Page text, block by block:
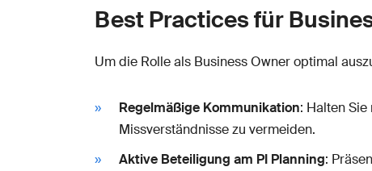
Best Practices für
Um die Rolle als Business Owner optimal
Regelmäßige Kommunikation: Halten
Missverständnisse zu vermeiden.
Aktive Beteiligung am PI Planning: